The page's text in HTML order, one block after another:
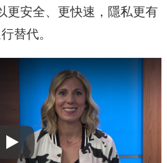
更安全、更快速，隱私更有
替代。
Play